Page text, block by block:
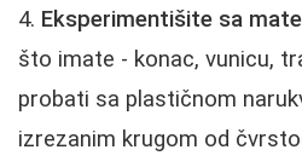
Eksperimentišite sa
što imate - konac, vunicu,
probati sa plastičnom
izrezanim krugom od